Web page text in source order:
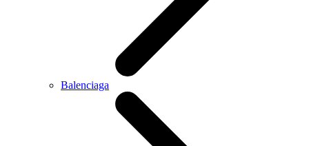
Balenciaga